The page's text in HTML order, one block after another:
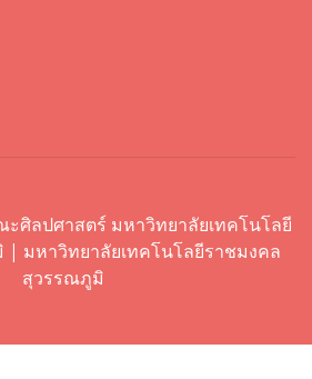
ศิลปศาสตร์ มหาวิทยาลัยเทคโนโลยี
มหาวิทยาลัยเทคโนโลยีราชมงคล
สุวรรณภูมิ